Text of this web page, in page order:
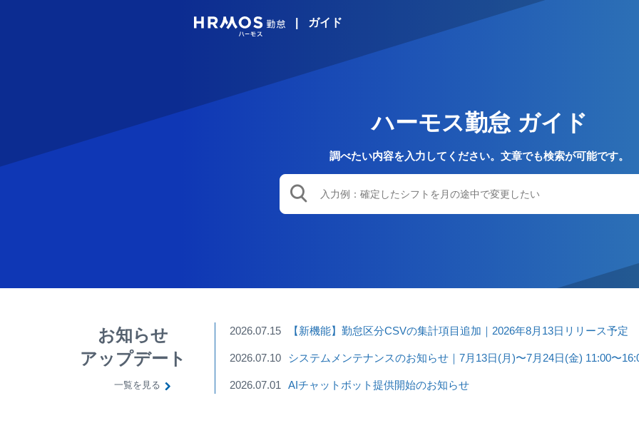
HRMOSガイド
ハーモス勤怠 ガイド
調べたい内容を入力してください。文章でも検索が可能です。
お知らせ
アップデート
一覧を見る
2026.07.15 【新機能】勤怠区分CSVの集計項目追加｜2026年8月13日リリース予定
2026.07.10 システムメンテナンスのお知らせ｜7月13日(月)〜7月24日(金) 11:00〜
2026.07.01 AIチャットボット提供開始のお知らせ